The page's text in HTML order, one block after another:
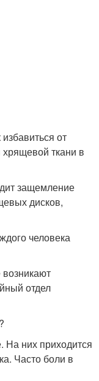
от
ткани в
защемление
дисков,
человека
отдел
них приходится
Часто боли в